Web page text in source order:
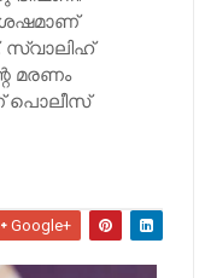
സ്വാലിഹ്
മരണം
പൊലീസ്
Google+